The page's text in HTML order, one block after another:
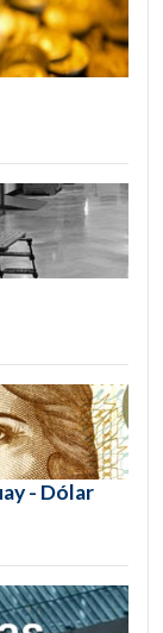
- Dólar